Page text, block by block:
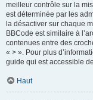
meilleur contrôle sur la
est déterminée par les
la désactiver sur chaque
BBCode est similaire à
contenues entre des
« > ». Pour plus
guide qui est accessible
Haut